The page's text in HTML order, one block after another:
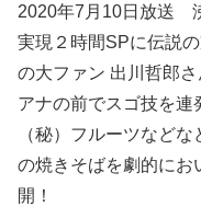
2020年7月10日放送
実現２時間SPに伝説
の大ファン 出川哲郎
アナの前でスゴ技を連
（秘）フルーツなど
の焼きそばを劇的にお
開！